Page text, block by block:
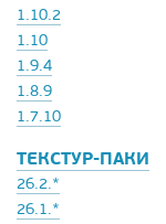
1.10.2
1.10
1.9.4
1.8.9
1.7.10
ТЕКСТУР-ПАКИ
26.2.*
26.1.*